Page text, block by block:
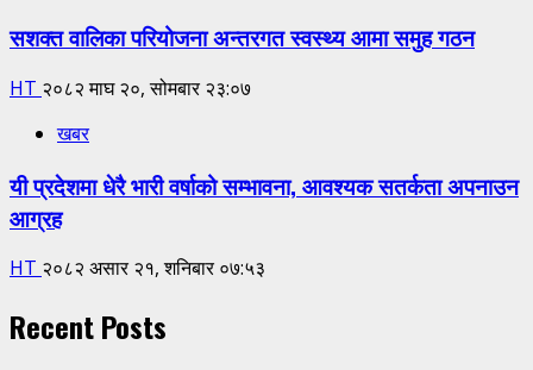
सशक्त वालिका परियोजना अन्तरगत स्वस्थ्य आमा समुह गठन
HT २०८२ माघ २०, सोमबार २३:०७
खबर
यी प्रदेशमा धेरै भारी वर्षाको सम्भावना, आवश्यक सतर्कता अपनाउन
आग्रह
HT २०८२ असार २१, शनिबार ०७:५३
Recent Posts